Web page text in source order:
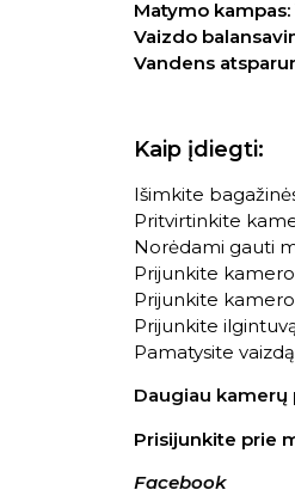
Matymo kampas:
Vaizdo
Vandens
Kaip įdiegti:
Išimkite
Pritvirtinkite
Norėdami gauti
Prijunkite
Prijunkite
Prijunkite
Pamatysite
Daugiau kamerų
Prisijunkite prie
Facebook